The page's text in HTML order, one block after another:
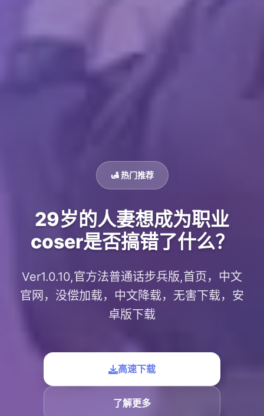
🛃 热门推荐
29岁的人妻想成为职业
coser是否搞错了什么？
Ver1.0.10,官方法普通话步兵版,首页，中文
官网，没偿加载，中文降载，无害下载，安
卓版下载
高速下载
了解更多